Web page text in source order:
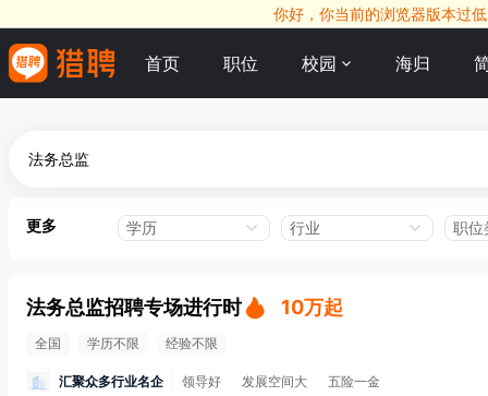
你好，你当前的浏览器版本过
首页 职位 校园 海归
更多 学历 行业 职位
法务总监招聘专场进行时 10万起
全国 学历不限 经验不限
汇聚众多行业名企 领导好 发展空间大 五险一金